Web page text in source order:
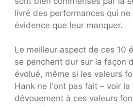
livré des performances qui
évidence que leur manquer.
Le meilleur aspect de ces 10
se penchent dur sur la façon
évolué, même si les valeurs
Hank ne l'ont pas fait – voir
dévouement à ces valeurs